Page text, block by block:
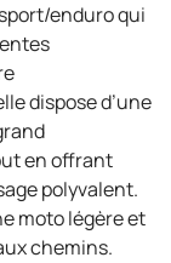
enduro qui
dispose d’une
en offrant
polyvalent.
moto légère et
chemins.